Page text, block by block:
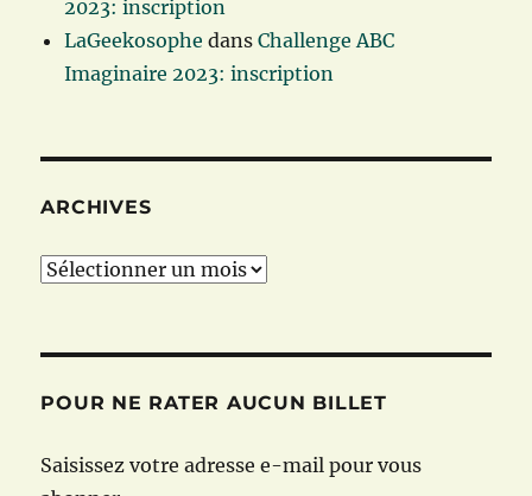
2023: inscription
LaGeekosophe dansChallenge ABC
Imaginaire 2023: inscription
ARCHIVES
Archives
POUR NE RATER AUCUN BILLET
Saisissez votre adresse e-mail pour vous